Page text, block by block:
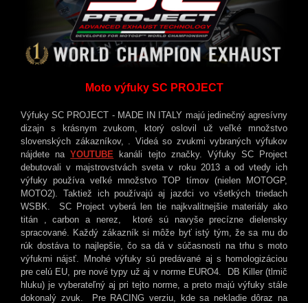
Moto výfuky SC PROJECT
Výfuky SC PROJECT - MADE IN ITALY majú jedinečný agresívny
dizajn s krásnym zvukom, ktorý oslovil už veľké množstvo
slovenských zákazníkov, . Videá so zvukmi vybraných výfukov
nájdete naYOUTUBE kanáli tejto značky. Výfuky SC Project
debutovali v majstrovstvách sveta v roku 2013 a od vtedy ich
výfuky používa veľké množstvo TOP tímov (nielen MOTOGP,
MOTO2). Taktiež ich používajú aj jazdci vo všetkých triedach
WSBK. SC Project vyberá len tie najkvalitnejšie materiály ako
titán , carbon a nerez, ktoré sú navyše precízne dielensky
spracované. Každý zákazník si môže byť istý tým, že sa mu do
rúk dostáva to najlepšie, čo sa dá v súčasnosti na trhu s moto
výfukmi nájsť. Mnohé výfuky sú predávané aj s homologizáciou
pre celú EU, pre nové typy už aj v norme EURO4. DB Killer (tlmič
hluku) je vyberateľný aj pri tejto norme, a preto majú výfuky stále
dokonalý zvuk. Pre RACING verziu, kde sa nekladie dôraz na